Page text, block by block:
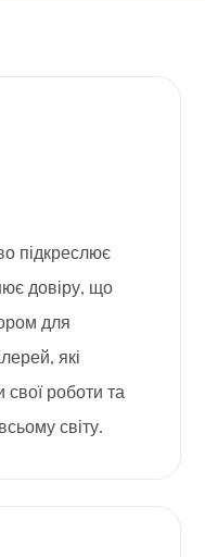
підкреслює
довіру, що
для
які
свої роботи та
світу.